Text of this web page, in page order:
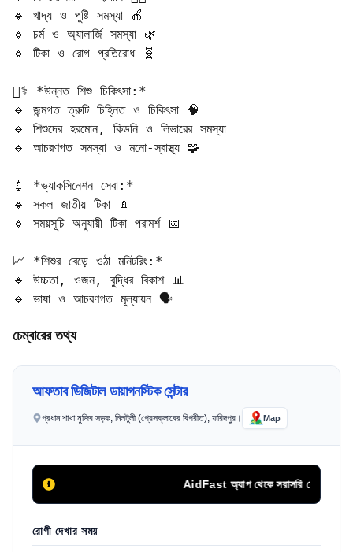
🔹 খাদ্য ও পুষ্টি সমস্যা 🍎
🔹 চর্ম ও অ্যালার্জি সমস্যা 🌿
🔹 টিকা ও রোগ প্রতিরোধ 🧬
👨‍⚕️ *উন্নত শিশু চিকিৎসা:*
🔹 জন্মগত ত্রুটি চিহ্নিত ও চিকিৎসা 🧠
🔹 শিশুদের হরমোন, কিডনি ও লিভারের সমস্যা
🔹 আচরণগত সমস্যা ও মনো-স্বাস্থ্য 🧩
💉 *ভ্যাকসিনেশন সেবা:*
🔹 সকল জাতীয় টিকা 💉
🔹 সময়সূচি অনুযায়ী টিকা পরামর্শ 📅
📈 *শিশুর বেড়ে ওঠা মনিটরিং:*
🔹 উচ্চতা, ওজন, বুদ্ধির বিকাশ 📊
🔹 ভাষা ও আচরণগত মূল্যায়ন 🗣️
চেম্বারের তথ্য
আফতাব ডিজিটাল ডায়াগনস্টিক সেন্টার
প্রধান শাখা মুজিব সড়ক, নিলটুলী (প্রেসক্লাবের বিপরীত), ফরিদপুর। Map
AidFast অ্যাপ থেকে সরাসরি ফোন কলের
রোগী দেখার সময়